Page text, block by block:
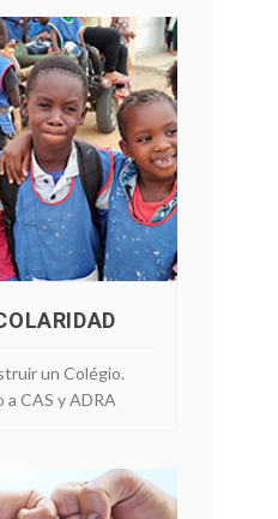
un Colégio.
a CAS y ADRA